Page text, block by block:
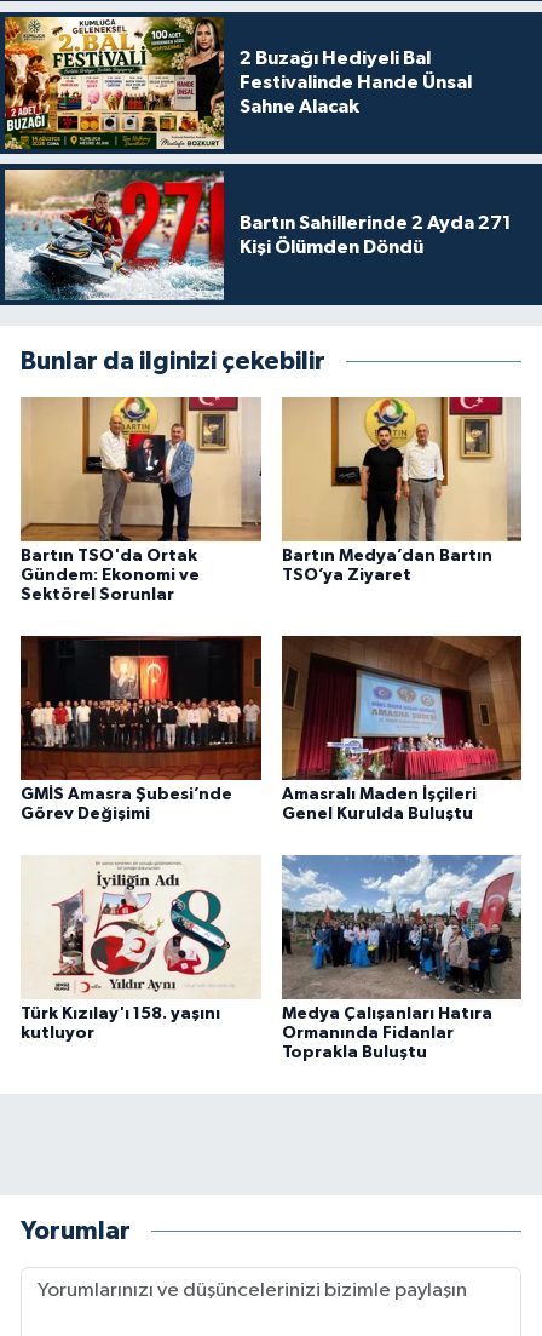
2 Buzağı Hediyeli Bal
Festivalinde Hande Ünsal
Sahne Alacak
Bartın Sahillerinde 2 Ayda 271
Kişi Ölümden Döndü
Bunlar da ilginizi çekebilir
Bartın TSO'da Ortak
Gündem: Ekonomi ve
Sektörel Sorunlar
Bartın Medya’dan Bartın
TSO’ya Ziyaret
GMİS Amasra Şubesi’nde
Görev Değişimi
Amasralı Maden İşçileri
Genel Kurulda Buluştu
Türk Kızılay'ı 158. yaşını
kutluyor
Medya Çalışanları Hatıra
Ormanında Fidanlar
Toprakla Buluştu
Yorumlar